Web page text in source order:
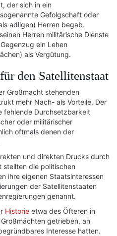
der sich in ein
Gefolgschaft oder
adligen) Herren begab.
Herren militärische Dienste
ein Lehen
als Vergütung.
den Satellitenstaat
Großmacht stehenden
mehr Nach- als Vorteile. Der
fehlende Durchsetzbarkeit
oder militärischer
oftmals denen der
und direkten Drucks durch
stellten die politischen
ihre eigenen Staatsinteressen
der Satellitenstaaten
genannt.
Historie etwa des Öfteren in
getrieben, an
Interesse hatten.